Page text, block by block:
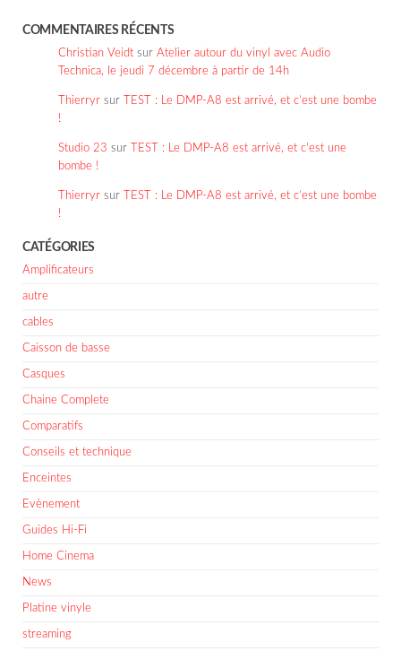
COMMENTAIRES RÉCENTS
Christian Veidt sur Atelier autour du vinyl avec Audio
Technica, le jeudi 7 décembre à partir de 14h
Thierryr sur
TEST : Le DMP-A8 est arrivé, et c’est une bombe
!
Studio 23 sur
TEST : Le DMP-A8 est arrivé, et c’est une
bombe !
Thierryr sur
TEST : Le DMP-A8 est arrivé, et c’est une bombe
!
CATÉGORIES
Amplificateurs
autre
cables
Caisson de basse
Casques
Chaine Complete
Comparatifs
Conseils et technique
Enceintes
Evènement
Guides Hi-Fi
Home Cinema
News
Platine vinyle
streaming